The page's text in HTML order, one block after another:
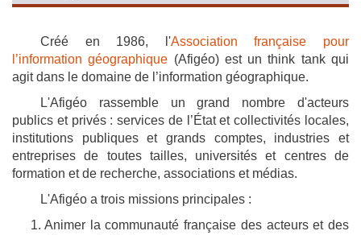
Créé en 1986, l'Association française pour
l’information géographique (Afigéo) est un think tank qui
agit dans le domaine de l’information géographique.
L'Afigéo rassemble un grand nombre d'acteurs
publics et privés : services de l’État et collectivités locales,
institutions publiques et grands comptes, industries et
entreprises de toutes tailles, universités et centres de
formation et de recherche, associations et médias.
L'Afigéo a trois missions principales :
Animer la communauté française des acteurs et des